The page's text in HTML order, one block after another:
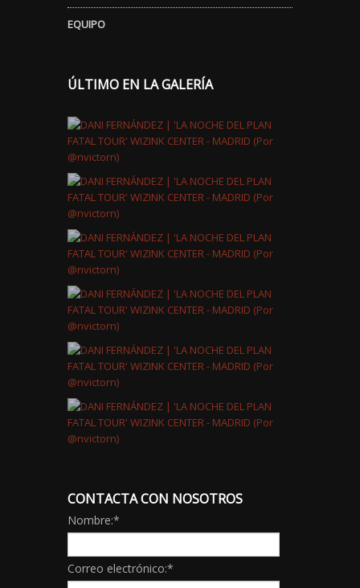
EQUIPO
ÚLTIMO EN LA GALERÍA
CONTACTA CON NOSOTROS
Nombre:*
Correo electrónico:*